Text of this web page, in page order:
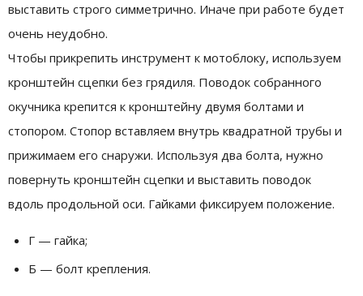
выставить строго симметрично. Иначе при работе будет
очень неудобно.
Чтобы прикрепить инструмент к мотоблоку, используем
кронштейн сцепки без грядиля. Поводок собранного
окучника крепится к кронштейну двумя болтами и
стопором. Стопор вставляем внутрь квадратной трубы и
прижимаем его снаружи. Используя два болта, нужно
повернуть кронштейн сцепки и выставить поводок
вдоль продольной оси. Гайками фиксируем положение.
Г — гайка;
Б — болт крепления.